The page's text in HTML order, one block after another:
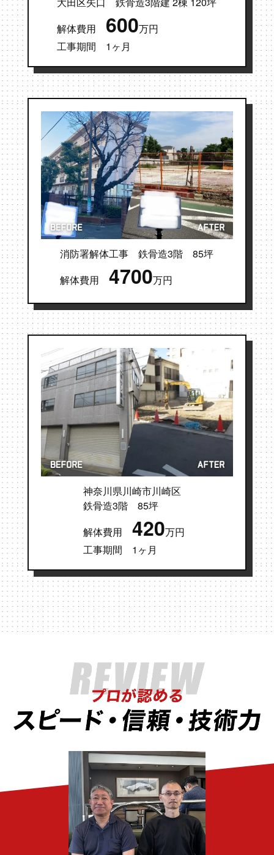
解体費用 600万円
工事期間 1ヶ月
消防署解体工事 鉄骨造3階 85坪
解体費用4700万円
神奈川県川崎市川崎区
鉄骨造3階 85坪
解体費用 420万円
工事期間 1ヶ月